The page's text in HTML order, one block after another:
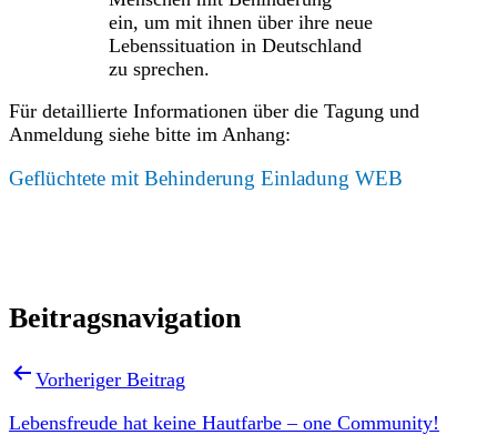
ein, um mit ihnen über ihre neue
Lebenssituation in Deutschland
zu sprechen.
Für detaillierte Informationen über die Tagung und
Anmeldung siehe bitte im Anhang:
Geflüchtete mit Behinderung Einladung WEB
Beitragsnavigation
Vorheriger Beitrag
Lebensfreude hat keine Hautfarbe – one Community!